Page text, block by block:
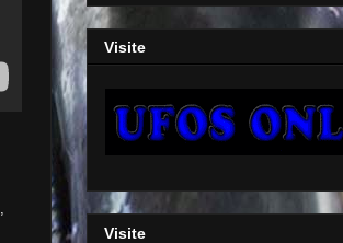
,
Visite
Visite